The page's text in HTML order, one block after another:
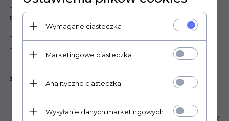
- Łańcuszek kulkowy o długości 50cm i średnicy
ok.2mm
Łańcuszek wykonany jest z metalu kolor złoty. Łatwo
można skrócić, do pożądanej długości.
- Pudełko upominkowe
Przy kupnie za darmo wykonamy grawer:
- z jednej strony grawer mechaniczny Twojego
zdjęcia i?lub grafiki i?lub tekstu,
Wymagane ciasteczka
Marketingowe ciasteczka
Analityczne ciasteczka
Wysyłanie danych marketingowych